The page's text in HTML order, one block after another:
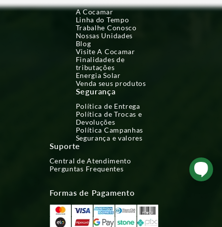
A Cocamar
Linha do Tempo
Trabalhe Conosco
Nossas Unidades
Blog
Visite A Cocamar
Finalidades de
tributações
Energia Solar
Venda seus produtos
Segurança
Política de Entrega
Política de Trocas e
Devoluções
Política Campanhas
Segurança e valores
Suporte
Central de Atendimento
Perguntas Frequentes
Formas de Pagamento